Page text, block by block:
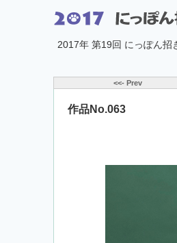
2017年 第19回 にっぽん招
<<- Prev
作品No.063